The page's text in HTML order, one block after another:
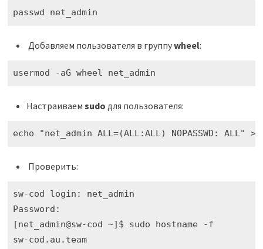
passwd net_admin
Добавляем пользователя в группуwheel:
usermod -aG wheel net_admin
Настраиваем sudo для пользователя:
echo "net_admin ALL=(ALL:ALL) NOPASSWD: ALL"
Проверить:
sw-cod login: net_admin
Password:
[net_admin@sw-cod ~]$ sudo hostname -f
sw-cod.au.team